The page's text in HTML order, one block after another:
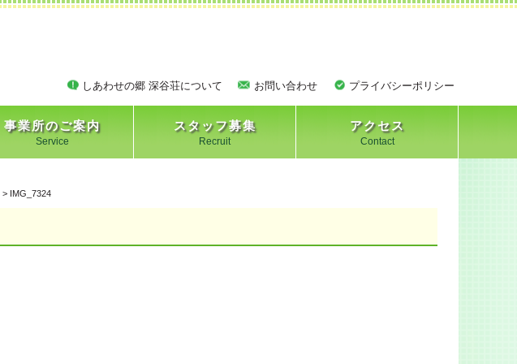
しあわせの郷 深谷荘について お問い合わせ プライバシーポリシー
事業所のご案内
Service
スタッフ募集
Recruit
アクセス
Contact
> IMG_7324